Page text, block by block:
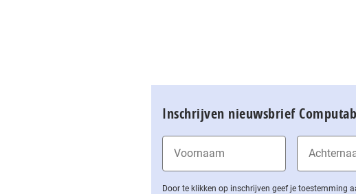
Inschrijven nieuwsbrief
Door te klikken op inschrijven geef je toestemming